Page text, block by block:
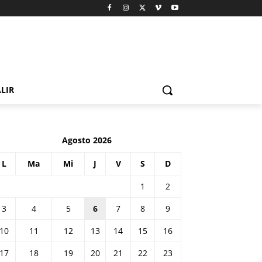
Agosto 2026
L Ma Mi J V S D
1
2
3
4 5 6 7 8
9
11 12 13 14 15
16
18 19 20 21 22 23